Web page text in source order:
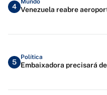
4
Mundo
Venezuela reabre
5
Política
Embaixadora precisará